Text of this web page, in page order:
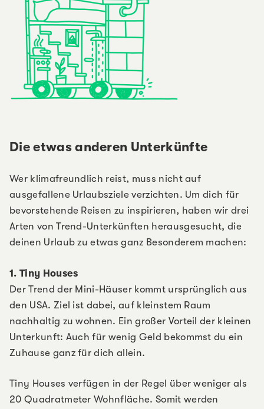
Die etwas anderen Unterkünfte
Wer klimafreundlich reist, muss nicht auf
ausgefallene Urlaubsziele verzichten. Um dich für
bevorstehende Reisen zu inspirieren, haben wir drei
Arten von Trend-Unterkünften herausgesucht, die
deinen Urlaub zu etwas ganz Besonderem machen:
1. Tiny Houses
Der Trend der Mini-Häuser kommt ursprünglich aus
den USA. Ziel ist dabei, auf kleinstem Raum
nachhaltig zu wohnen. Ein großer Vorteil der kleinen
Unterkunft: Auch für wenig Geld bekommst du ein
Zuhause ganz für dich allein.
Tiny Houses verfügen in der Regel über weniger als
20 Quadratmeter Wohnfläche. Somit werden